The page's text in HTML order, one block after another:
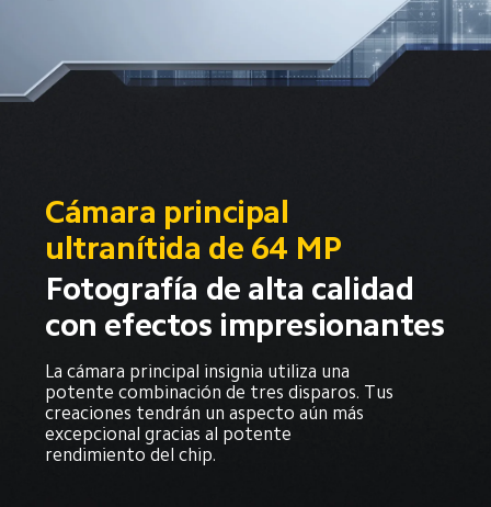
Cámara principal
ultranítida de 64 MP
Fotografía de alta calidad
con efectos impresionantes
La cámara principal insignia utiliza una
potente combinación de tres disparos. Tus
creaciones tendrán un aspecto aún más
excepcional gracias al potente
rendimiento del chip.